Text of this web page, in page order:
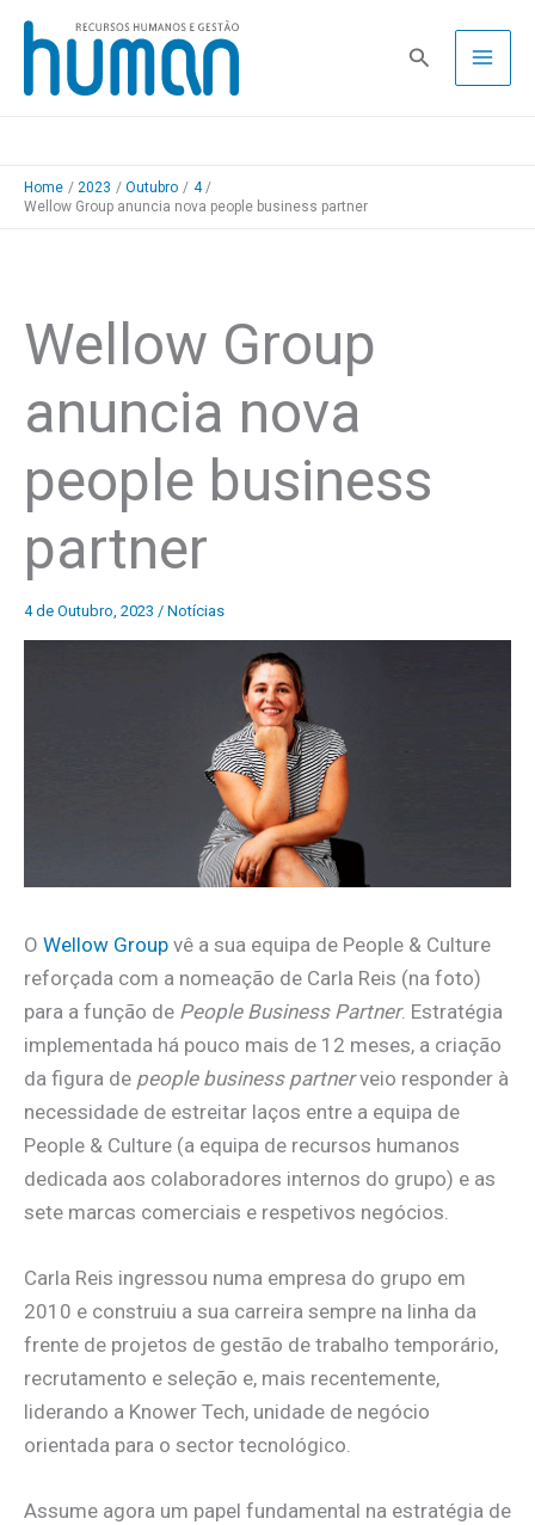
Skip
content
Pesquisa
Home 2023 Outubro
4
Wellow Group anuncia nova people business partner
Wellow Group
anuncia nova
people business
partner
4 de Outubro, 2023 / Notícias
O Wellow Group vê a sua equipa de People & Culture
reforçada com a nomeação de Carla Reis (na foto)
para a função de People Business Partner. Estratégia
implementada há pouco mais de 12 meses, a criação
da figura de people business partnerveio responder à
necessidade de estreitar laços entre a equipa de
People & Culture (a equipa de recursos humanos
dedicada aos colaboradores internos do grupo) e as
sete marcas comerciais e respetivos negócios.
Carla Reis ingressou numa empresa do grupo em
2010 e construiu a sua carreira sempre na linha da
frente de projetos de gestão de trabalho temporário,
recrutamento e seleção e, mais recentemente,
liderando a Knower Tech, unidade de negócio
orientada para o sector tecnológico.
Assume agora um papel fundamental na estratégia de